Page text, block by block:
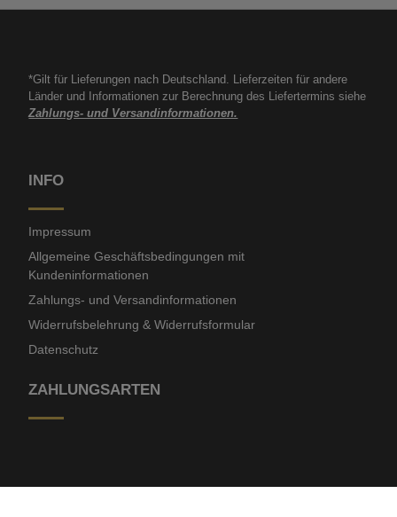
*Gilt für Lieferungen nach Deutschland. Lieferzeiten für andere
Länder und Informationen zur Berechnung des Liefertermins siehe
Zahlungs- und Versandinformationen.
INFO
Impressum
Allgemeine Geschäftsbedingungen mit
Kundeninformationen
Zahlungs- und Versandinformationen
Widerrufsbelehrung & Widerrufsformular
Datenschutz
ZAHLUNGSARTEN